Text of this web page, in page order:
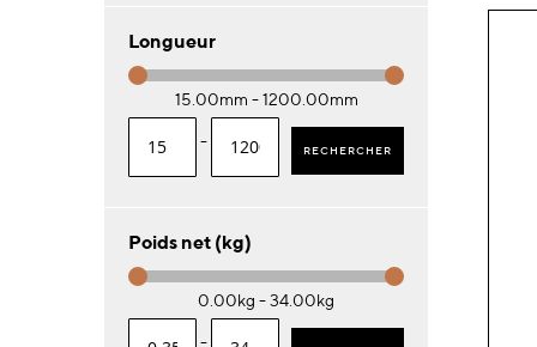
Longueur
15.00mm - 1200.00mm
- RECHERCHER
Poids net (kg)
0.00kg - 34.00kg
-